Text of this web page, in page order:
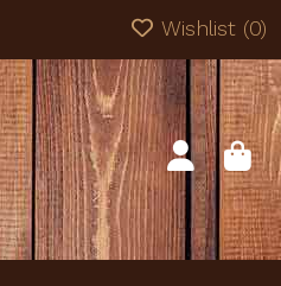
Wishlist (0)